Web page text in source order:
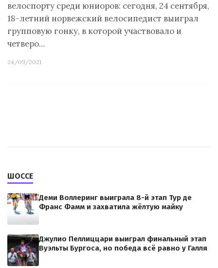
велоспорту среди юниоров: сегодня, 24 сентября,
18-летний норвежский велосипедист выиграл
групповую гонку, в которой участвовало и
четверо…
24/09/2021
ШОССЕ
Деми Воллеринг выиграла 8-й этап Тур де
Франс Фамм и захватила жёлтую майку
Джулио Пеллиццари выиграл финальный этап
Вуэльты Бургоса, но победа всё равно у Галля